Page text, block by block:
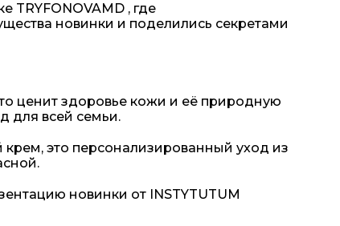
TRYFONOVAMD , где
новинки и поделились секретами
ценит здоровье кожи и её природную
для всей семьи.
это персонализированный уход из
новинки от INSTYTUTUM